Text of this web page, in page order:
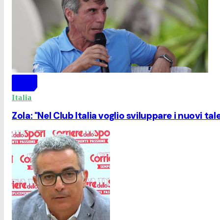
Italia
Zola: "Nel Club Italia voglio sviluppare i nuovi